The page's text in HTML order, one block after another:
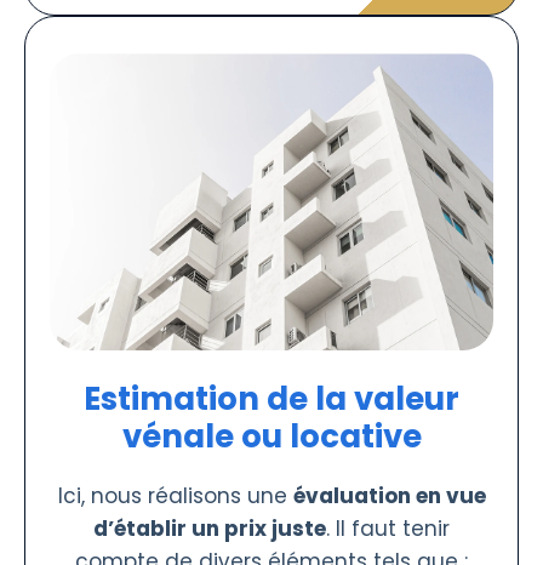
Estimation de la valeur
vénale ou locative
Ici, nous réalisons une évaluation en vue
d’établir un prix juste. Il faut tenir